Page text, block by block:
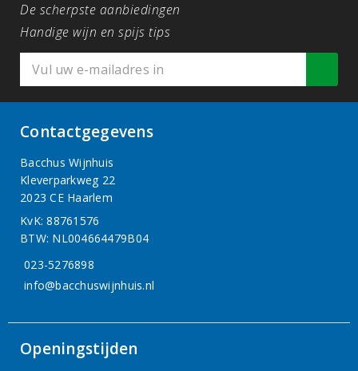
De scherpste aanbiedingen
Handige wijn en spijs tips
Contactgegevens
Bacchus Wijnhuis
Kleverparkweg 22
2023 CE Haarlem
KvK: 88761576
BTW: NL004664479B04
023-5276898
info@bacchuswijnhuis.nl
Openingstijden